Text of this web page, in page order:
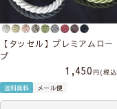
【タッセル】プレミアムロー
プ
1,450
税込
送料無料
メール便